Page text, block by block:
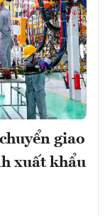
giao
xuất khẩu